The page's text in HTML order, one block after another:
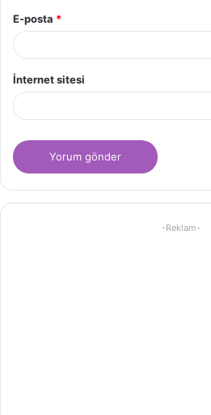
E-posta *
İnternet sitesi
-Reklam-